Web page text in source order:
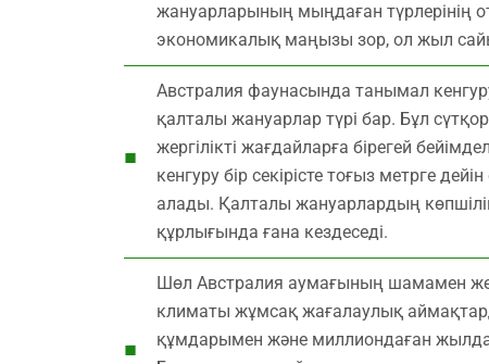
жануарларының мыңдаған түрлерінің
экономикалық маңызы зор, ол жыл
Австралия фаунасында танымал
қалталы жануарлар түрі бар. Бұл
жергілікті жағдайларға бірегей
кенгуру бір секірісте тоғыз метрге
алады. Қалталы жануарлардың
құрлығында ғана кездеседі.
Шөл Австралия аумағының шамамен
климаты жұмсақ жағалаулық
құмдарымен және миллиондаған